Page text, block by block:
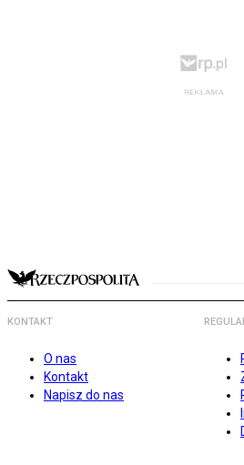
KONTAKT
O nas
Kontakt
Napisz do nas